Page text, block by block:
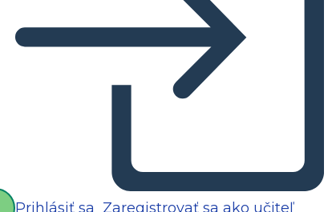
Prihlásiť sa Zaregistrovať sa ako učiteľ